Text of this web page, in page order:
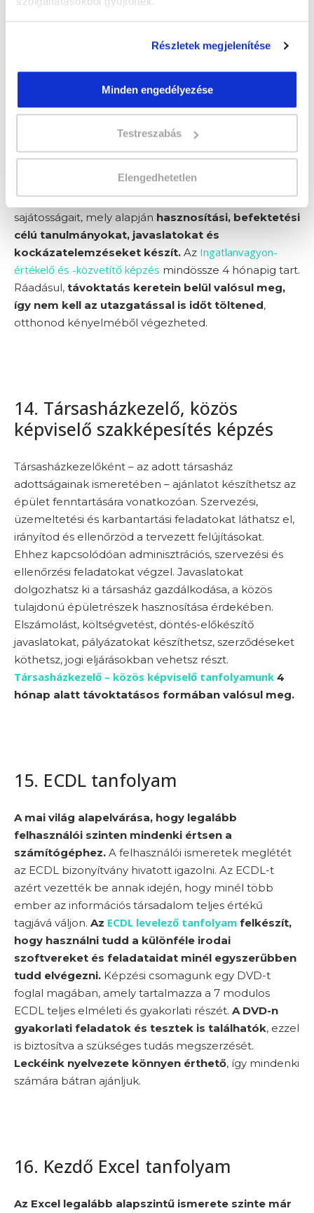
Részletek megjelenítése
Minden engedélyezése
Testreszabás
Elengedhetetlen
13. Ingatlanvagyon-értékelő és -
közvetítő szakképesítés
Az ingatlanvagyon-értékelő és -közvetítő – az
meghatározásával foglalkozik. Ismeri az
ingatlanpiac keresleti és kínálati oldalának
sajátosságait, mely alapján hasznosítási, befektetési
célú tanulmányokat, javaslatokat és
kockázatelemzéseket készít. Az Ingatlanvagyon-
értékelő és -közvetítő képzés mindössze 4 hónapig tart.
Ráadásul, távoktatás keretein belül valósul meg,
így nem kell az utazgatással is időt töltened,
otthonod kényelméből végezheted.
14. Társasházkezelő, közös
képviselő szakképesítés képzés
Társasházkezelőként – az adott társasház
adottságainak ismeretében – ajánlatot készíthetsz az
épület fenntartására vonatkozóan. Szervezési,
üzemeltetési és karbantartási feladatokat láthatsz el,
irányítod és ellenőrzöd a tervezett felújításokat.
Ehhez kapcsolódóan adminisztrációs, szervezési és
ellenőrzési feladatokat végzel. Javaslatokat
dolgozhatsz ki a társasház gazdálkodása, a közös
tulajdonú épületrészek hasznosítása érdekében.
Elszámolást, költségvetést, döntés-előkészítő
javaslatokat, pályázatokat készíthetsz, szerződéseket
köthetsz, jogi eljárásokban vehetsz részt.
Társasházkezelő – közös képviselő tanfolyamunk 4
hónap alatt távoktatásos formában valósul meg.
15. ECDL tanfolyam
A mai világ alapelvárása, hogy legalább
felhasználói szinten mindenki értsen a
számítógéphez. A felhasználói ismeretek meglétét
az ECDL bizonyítvány hivatott igazolni. Az ECDL-t
azért vezették be annak idején, hogy minél több
ember az információs társadalom teljes értékű
tagjává váljon. Az ECDL levelező tanfolyam felkészít,
hogy használni tudd a különféle irodai
szoftvereket és feladataidat minél egyszerűbben
tudd elvégezni. Képzési csomagunk egy DVD-t
foglal magában, amely tartalmazza a 7 modulos
ECDL teljes elméleti és gyakorlati részét. A DVD-n
gyakorlati feladatok és tesztek is találhatók, ezzel
is biztosítva a szükséges tudás megszerzését.
Leckéink nyelvezete könnyen érthető, így mindenki
számára bátran ajánljuk.
16. Kezdő Excel tanfolyam
Az Excel legalább alapszintű ismerete szinte már